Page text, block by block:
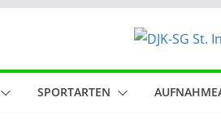
SPORTARTEN